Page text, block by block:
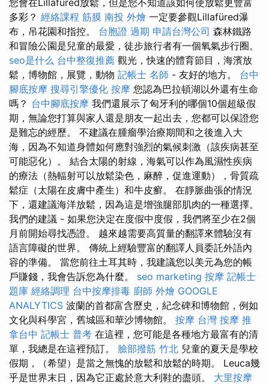
您會在Lillafüred放鬆，但是您不知道該如何使放鬆更豐富
多彩？ 經絡課程 筋膜 南投 外燴 一定要參觀Lillafüred瀑
布，吊花園和指控。 台胞證 過期 申請台灣公司 森林鐵路
和冒險公園是兒童的最愛，徒步旅行者有一個氧氣步行圈。
seo是什么 台中整復推薦 觀光，快速的體育節目，海濱放
鬆，博物館，展覽，動物 記帳士 名師 - 友好的地方。 台中
腳底按摩 搜尋引擎優化 按摩 您認為巴拉頓湖以外還有生命
嗎？ 台中腳底按摩 我們還展示了匈牙利的哪個10個超級假
期，無論您打算與家人還是朋友一起出去，您都可以保證您
是難忘的經歷。 不建議在腫瘤學治療期間和之後進入大
海，因為不知道身體如何應對強烈的氣候刺激（該疾病甚至
可能惡化）。 結合太陽的射線，海氣可以作為風濕性疾病
的療法（熱輻射可以放鬆染色，麻醉，促進運動），骨質疏
鬆症（太陽在皮膚中產生）和牛皮癬。 在靜脈曲張的情況
下，還建議海洋放鬆，因為這是增強腿部肌肉的一種選擇。
我們的建議 - 如果您決定在度假中度假，我們將至少在2個
月前開始尋找憑證。 越來越需要高質量的翻譯來體驗沒有
語言障礙的世界。 傳統上經驗豐富的翻譯人員委託外語內
容的準備。 當您前往土耳其時，我建議您以美元為您的帳
戶賺錢，我會告訴您為什麼。 seo marketing 按摩 記帳士
題庫 經絡調理 台中按摩排毒 廚師 外燴 GOOGLE
ANALYTICS 波蘭的首都富含歷史，紀念碑和博物館，例如
文化與科學宮，舊城區和華沙博物館。 按摩 台灣 按摩 推
拿台中 記帳士 普考 在這裡，您可能是各種地方最富有的清
單，我總是在這裡預訂。 臉部撥筋 竹北 兒童的夏天是學校
假期，（希望）是當之無愧的放鬆和放鬆的時期。 Leuca幾
乎是世界末日，因為它正處於意大利鞋的盡頭。 大里按摩